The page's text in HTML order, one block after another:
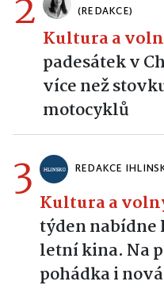
(REDAKCE)
Kultura a
padesátek v
více než
motocyklů
3 REDAKCE
Kultura a
týden nabídne
letní kina. Na
pohádka i